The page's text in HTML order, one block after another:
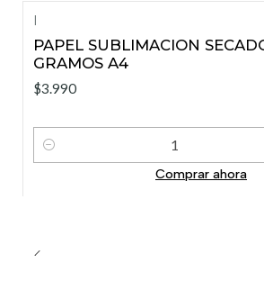
|
PAPEL SUBLIMACION
GRAMOS A4
$3.990
Cantidad
Comprar ahora